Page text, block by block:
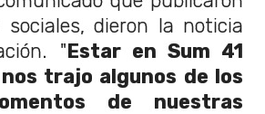
dieron la noticia
"Estar en Sum 41
trajo algunos de los
de nuestras